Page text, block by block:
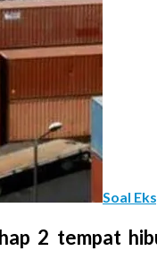
Soal
2 tempat